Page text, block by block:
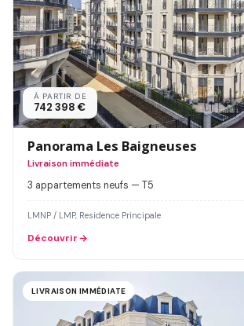
À PARTIR DE
742 398 €
Panorama Les Baigneuses
Livraison immédiate
3 appartements neufs — T5
LMNP / LMP, Residence Principale
Découvrir
LIVRAISON IMMÉDIATE